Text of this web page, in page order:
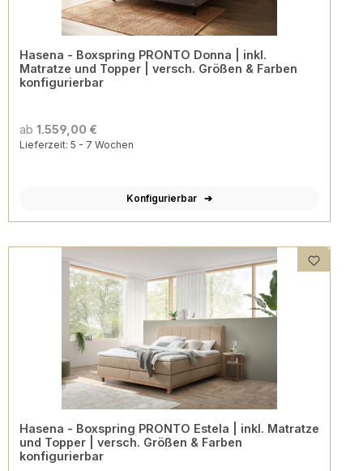
Hasena - Boxspring PRONTO Donna | inkl.
Matratze und Topper | versch. Größen & Farben
konfigurierbar
ab 1.559,00 €
Lieferzeit: 5 - 7 Wochen
Konfigurierbar
Hasena - Boxspring PRONTO Estela | inkl. Matratze
und Topper | versch. Größen & Farben
konfigurierbar